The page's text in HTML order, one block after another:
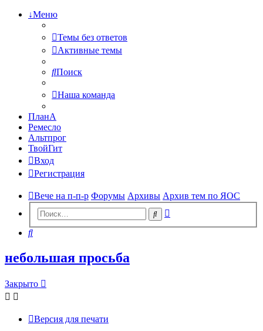
↓Меню
Темы без ответов
Активные темы
Поиск
Наша команда
ПланА
Ремесло
Альтпрог
ТвойГит
Вход
Регистрация
Вече на п-п-р Форумы Архивы Архив тем по ЯОС
Поиск
Поиск
небольшая просьба
Закрыто
Версия для печати